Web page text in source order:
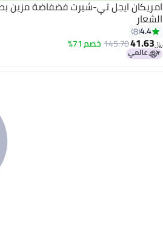
امريكان ايجل تي-شيرت فضفاضة مزين
الشعار
4.4
8
﷼‏41.63
145.70خصم 71%